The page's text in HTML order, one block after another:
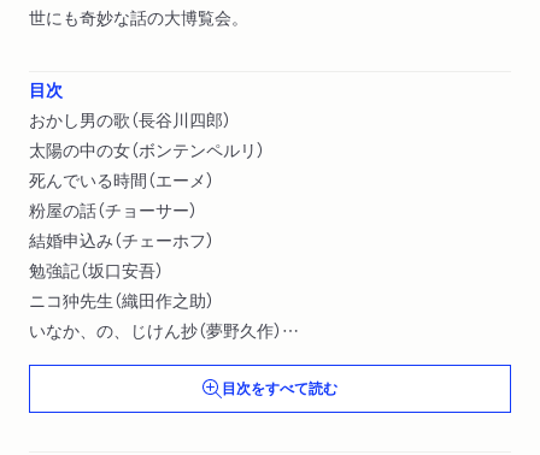
世にも奇妙な話の大博覧会。
目次
おかし男の歌（長谷川四郎）
太陽の中の女（ボンテンペルリ）
死んでいる時間（エーメ）
粉屋の話（チョーサー）
結婚申込み（チェーホフ）
勉強記（坂口安吾）
ニコ狆先生（織田作之助）
いなか、の、じけん抄（夢野久作）
あたま山（八代目・林家正蔵）
怪盗と名探偵 抄（カミ）
目次をすべて読む